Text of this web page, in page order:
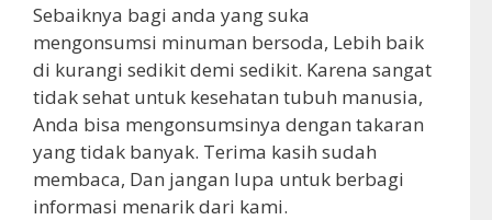
Sebaiknya bagi anda yang suka
mengonsumsi minuman bersoda, Lebih baik
di kurangi sedikit demi sedikit. Karena sangat
tidak sehat untuk kesehatan tubuh manusia,
Anda bisa mengonsumsinya dengan takaran
yang tidak banyak. Terima kasih sudah
membaca, Dan jangan lupa untuk berbagi
informasi menarik dari kami.